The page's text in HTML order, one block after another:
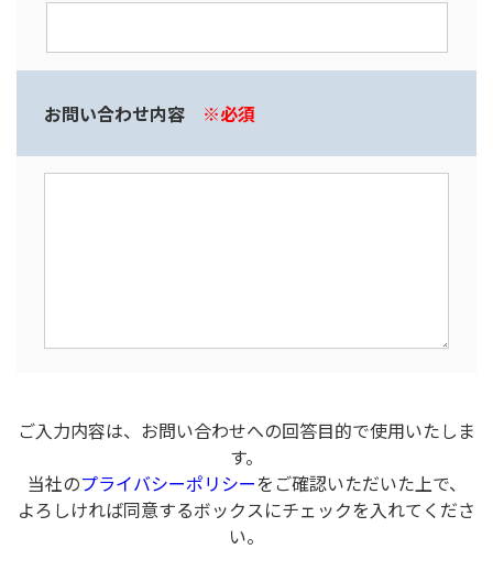
お問い合わせ内容 ※必須
ご入力内容は、お問い合わせへの回答目的で使用いたしま
す。
当社のプライバシーポリシーをご確認いただいた上で、
よろしければ同意するボックスにチェックを入れてくださ
い。